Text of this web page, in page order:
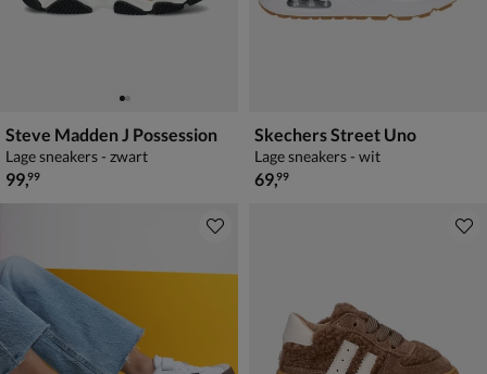
Steve Madden J Possession
Lage sneakers - zwart
€ 99,99
99,99
Skechers Street Uno
Lage sneakers - wit
€ 69,99
69,99